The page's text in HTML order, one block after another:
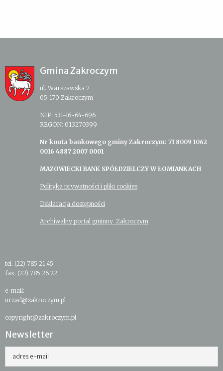
Gmina Zakroczym
ul. Warszawska 7
05-170 Zakroczym
NIP: 531-16-64-696
REGON: 013270399
Nr konta bankowego gminy Zakroczym: 71 8009 1062
0016 4887 2007 0001
MAZOWIECKI BANK SPÓŁDZIELCZY W ŁOMIANKACH
Polityka prywatności i pliki cookies
Deklaracja dostępności
Archiwalny portal gminny Zakroczym
tel. (22) 785 21 45
fax. (22) 785 26 22
e-mail:
urzad@zakroczym.pl
copyright@zakroczym.pl
Newsletter
adres e-mail